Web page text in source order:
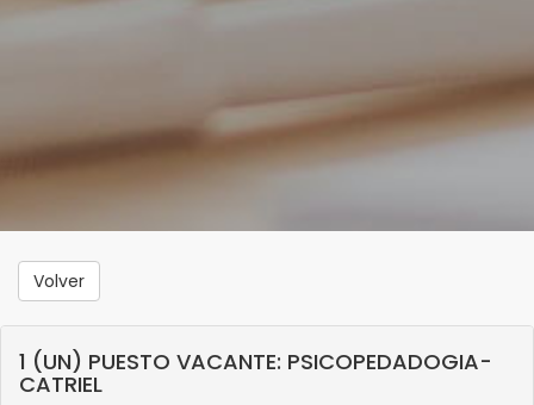
Volver
1 (UN) PUESTO VACANTE: PSICOPEDADOGIA-
CATRIEL